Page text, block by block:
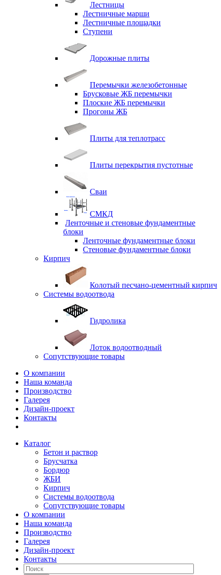
Лестницы
Лестничные марши
Лестничные площадки
Ступени
Дорожные плиты
Перемычки железобетонные
Брусковые ЖБ перемычки
Плоские ЖБ перемычки
Прогоны ЖБ
Плиты для теплотрасс
Плиты перекрытия пустотные
Сваи
СМКД
Ленточные и стеновые фундаментные
блоки
Ленточные фундаментные блоки
Стеновые фундаментные блоки
Кирпич
Колотый песчано-цементный кирпич
Системы водоотвода
Гидролика
Лоток водоотводный
Сопутствующие товары
О компании
Наша команда
Производство
Галерея
Дизайн-проект
Контакты
Каталог
Бетон и раствор
Брусчатка
Бордюр
ЖБИ
Кирпич
Системы водоотвода
Сопутствующие товары
О компании
Наша команда
Производство
Галерея
Дизайн-проект
Контакты